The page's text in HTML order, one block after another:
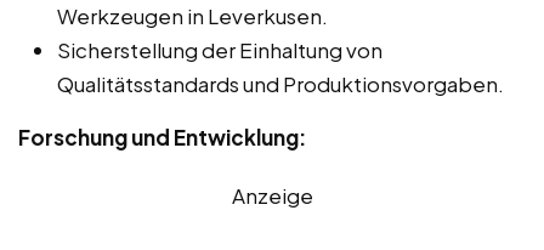
Werkzeugen in Leverkusen.
Sicherstellung der Einhaltung von
Qualitätsstandards und Produktionsvorgaben.
Forschung und Entwicklung:
Anzeige